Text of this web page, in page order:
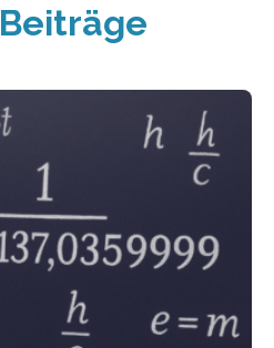
Beiträge